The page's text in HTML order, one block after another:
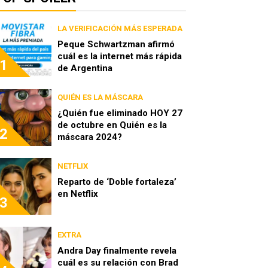
1
LA VERIFICACIÓN MÁS ESPERADA
Peque Schwartzman afirmó
cuál es la internet más rápida
de Argentina
2
QUIÉN ES LA MÁSCARA
¿Quién fue eliminado HOY 27
de octubre en Quién es la
máscara 2024?
3
NETFLIX
Reparto de ‘Doble fortaleza’
en Netflix
EXTRA
Andra Day finalmente revela
cuál es su relación con Brad